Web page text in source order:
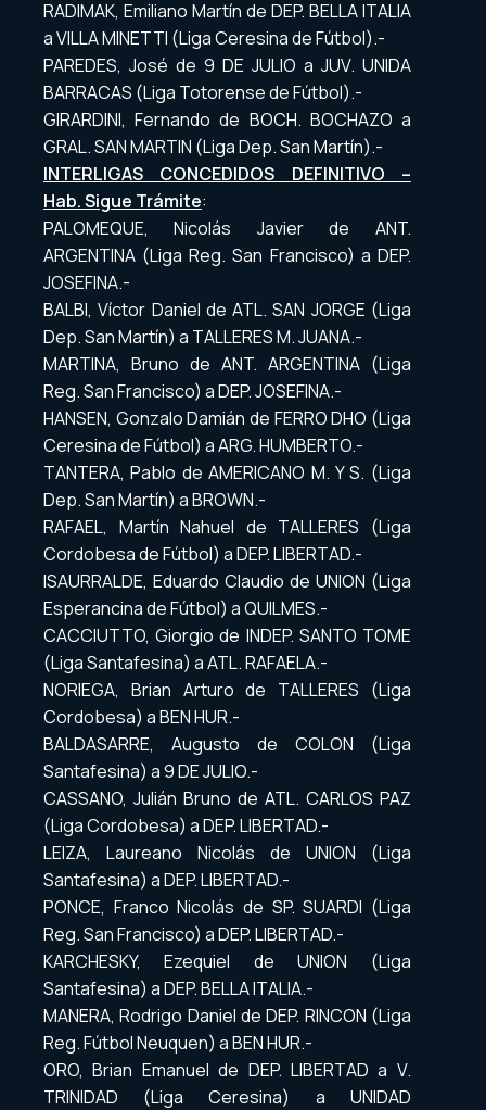
RADIMAK, Emiliano Martín de DEP. BELLA ITALIA
a VILLA MINETTI (Liga Ceresina de Fútbol).-
PAREDES, José de 9 DE JULIO a JUV. UNIDA
BARRACAS (Liga Totorense de Fútbol).-
GIRARDINI, Fernando de BOCH. BOCHAZO a
GRAL. SAN MARTIN (Liga Dep. San Martín).-
INTERLIGAS CONCEDIDOS DEFINITIVO –
Hab. Sigue Trámite:
PALOMEQUE, Nicolás Javier de ANT.
ARGENTINA (Liga Reg. San Francisco) a DEP.
JOSEFINA.-
BALBI, Víctor Daniel de ATL. SAN JORGE (Liga
Dep. San Martín) a TALLERES M. JUANA.-
MARTINA, Bruno de ANT. ARGENTINA (Liga
Reg. San Francisco) a DEP. JOSEFINA.-
HANSEN, Gonzalo Damián de FERRO DHO (Liga
Ceresina de Fútbol) a ARG. HUMBERTO.-
TANTERA, Pablo de AMERICANO M. Y S. (Liga
Dep. San Martín) a BROWN.-
RAFAEL, Martín Nahuel de TALLERES (Liga
Cordobesa de Fútbol) a DEP. LIBERTAD.-
ISAURRALDE, Eduardo Claudio de UNION (Liga
Esperancina de Fútbol) a QUILMES.-
CACCIUTTO, Giorgio de INDEP. SANTO TOME
(Liga Santafesina) a ATL. RAFAELA.-
NORIEGA, Brian Arturo de TALLERES (Liga
Cordobesa) a BEN HUR.-
BALDASARRE, Augusto de COLON (Liga
Santafesina) a 9 DE JULIO.-
CASSANO, Julián Bruno de ATL. CARLOS PAZ
(Liga Cordobesa) a DEP. LIBERTAD.-
LEIZA, Laureano Nicolás de UNION (Liga
Santafesina) a DEP. LIBERTAD.-
PONCE, Franco Nicolás de SP. SUARDI (Liga
Reg. San Francisco) a DEP. LIBERTAD.-
KARCHESKY, Ezequiel de UNION (Liga
Santafesina) a DEP. BELLA ITALIA.-
MANERA, Rodrigo Daniel de DEP. RINCON (Liga
Reg. Fútbol Neuquen) a BEN HUR.-
ORO, Brian Emanuel de DEP. LIBERTAD a V.
TRINIDAD (Liga Ceresina) a UNIDAD